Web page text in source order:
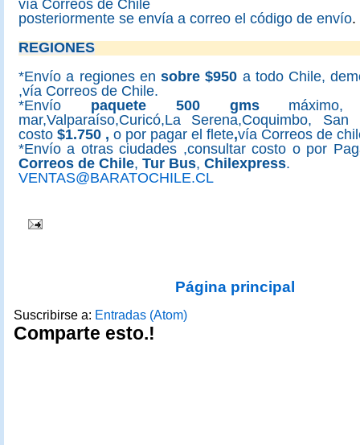
vía Correos de Chile
posteriormente se envía a correo el código de envío.
REGIONES
*Envío a regiones ensobre $950 a todo Chile,
,vía Correos de Chile.
*Envío paquete 500 gmsmáximo,
mar,Valparaíso,Curicó,La Serena,Coquimbo, San
costo $1.750 , o por pagar el flete,vía Correos de
*Envío a otras ciudades ,consultar costo o por
Correos de Chile, Tur Bus, Chilexpress.
VENTAS@BARATOCHILE.CL
Página principal
Suscribirse a: Entradas (Atom)
Comparte esto.!